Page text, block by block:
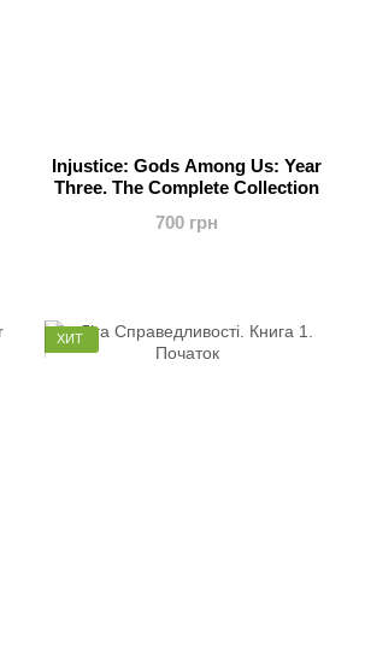
Injustice: Gods Among Us: Year
Three. The Complete Collection
700 грн
ХИТ